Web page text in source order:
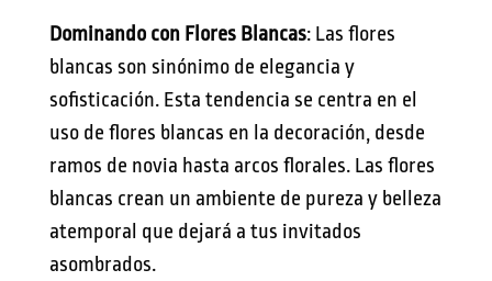
Dominando con Flores Blancas: Las flores
blancas son sinónimo de elegancia y
sofisticación. Esta tendencia se centra en el
uso de flores blancas en la decoración, desde
ramos de novia hasta arcos florales. Las flores
blancas crean un ambiente de pureza y belleza
atemporal que dejará a tus invitados
asombrados.